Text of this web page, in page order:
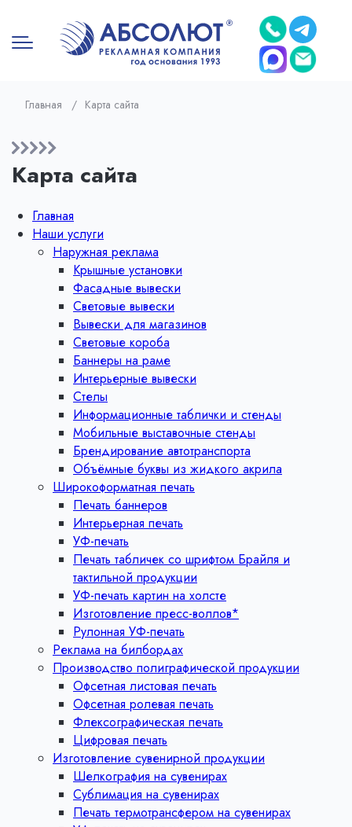
Главная / Карта сайта
Карта сайта
Главная
Наши услуги
Наружная реклама
Крышные установки
Фасадные вывески
Световые вывески
Вывески для магазинов
Световые короба
Баннеры на раме
Интерьерные вывески
Стелы
Информационные таблички и стенды
Мобильные выставочные стенды
Брендирование автотранспорта
Объёмные буквы из жидкого акрила
Широкоформатная печать
Печать баннеров
Интерьерная печать
УФ-печать
Печать табличек со шрифтом Брайля и
тактильной продукции
УФ-печать картин на холсте
Изготовление пресс-воллов*
Рулонная УФ-печать
Реклама на билбордах
Производство полиграфической продукции
Офсетная листовая печать
Офсетная ролевая печать
Флексографическая печать
Цифровая печать
Изготовление сувенирной продукции
Шелкография на сувенирах
Сублимация на сувенирах
Печать термотрансфером на сувенирах